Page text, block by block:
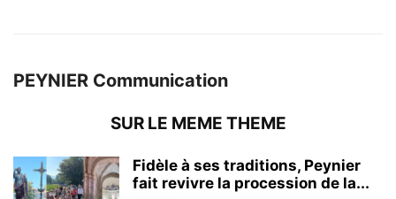
PEYNIER Communication
SUR LE MEME THEME
Fidèle à ses traditions, Peynier
fait revivre la procession de la...